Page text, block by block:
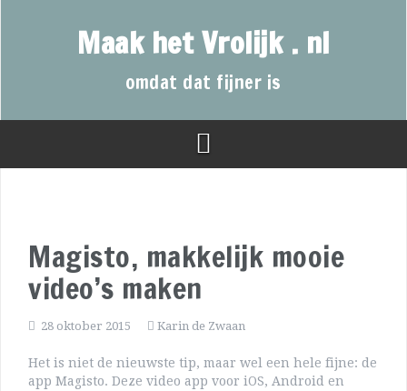
Maak het Vrolijk . nl
omdat dat fijner is
Magisto, makkelijk mooie
video’s maken
28 oktober 2015 Karin de Zwaan
Het is niet de nieuwste tip, maar wel een hele fijne: de
app Magisto. Deze video app voor iOS, Android en